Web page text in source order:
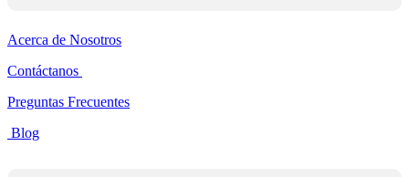
Acerca de Nosotros
Contáctanos
Preguntas Frecuentes
Blog